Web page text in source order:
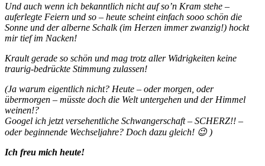
Und auch wenn ich bekanntlich nicht auf so’n Kram stehe –
auferlegte Feiern und so – heute scheint einfach sooo schön die
Sonne und der alberne Schalk (im Herzen immer zwanzig!) hockt
mir tief im Nacken!
Krault gerade so schön und mag trotz aller Widrigkeiten keine
traurig-bedrückte Stimmung zulassen!
(Ja warum eigentlich nicht? Heute – oder morgen, oder
übermorgen – müsste doch die Welt untergehen und der Himmel
weinen!?
Googel ich jetzt versehentliche Schwangerschaft – SCHERZ!! –
oder beginnende Wechseljahre? Doch dazu gleich! 😉 )
Ich freu mich heute!